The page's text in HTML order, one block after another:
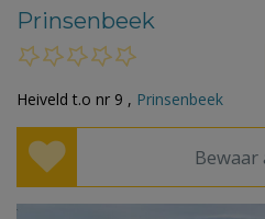
Prinsenbeek
Heiveld t.o nr 9 , Prinsenbeek